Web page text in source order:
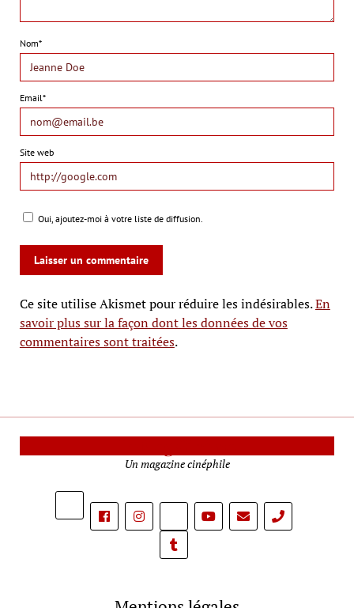
Nom*
Email*
Site web
Oui, ajoutez-moi à votre liste de diffusion.
Ce site utilise Akismet pour réduire les indésirables.En
savoir plus sur la façon dont les données de vos
commentaires sont traitées.
Un magazine cinéphile
phone